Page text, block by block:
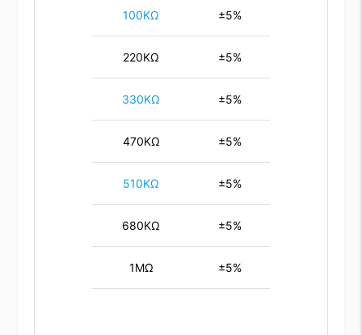
100KΩ ±5%
220KΩ ±5%
330KΩ ±5%
470KΩ ±5%
510KΩ ±5%
680KΩ ±5%
1MΩ ±5%